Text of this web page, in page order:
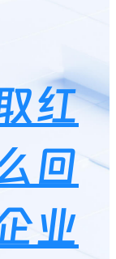
红
回
业